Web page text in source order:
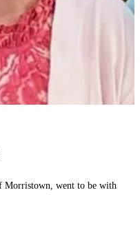
Morristown, went to be with